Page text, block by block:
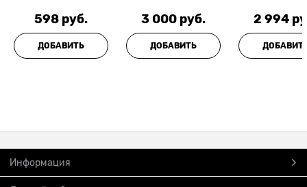
SELECT PARTS
=Оригинал=
598 руб.
ДОБАВИТЬ
3 000 руб.
ДОБАВИТЬ
2 994
Информация